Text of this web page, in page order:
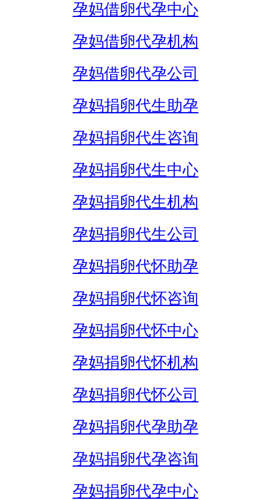
孕妈借卵代孕中心
孕妈借卵代孕机构
孕妈借卵代孕公司
孕妈捐卵代生助孕
孕妈捐卵代生咨询
孕妈捐卵代生中心
孕妈捐卵代生机构
孕妈捐卵代生公司
孕妈捐卵代怀助孕
孕妈捐卵代怀咨询
孕妈捐卵代怀中心
孕妈捐卵代怀机构
孕妈捐卵代怀公司
孕妈捐卵代孕助孕
孕妈捐卵代孕咨询
孕妈捐卵代孕中心